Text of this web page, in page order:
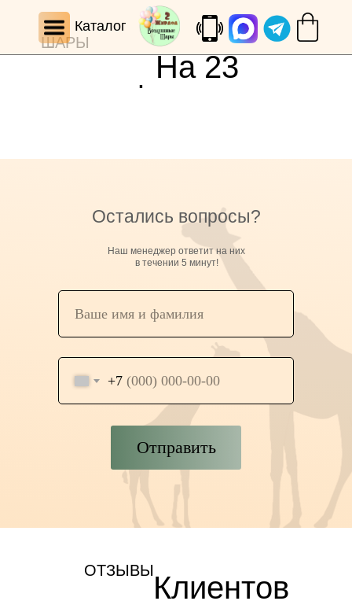
Каталог
ШАРЫ
На 23
февраля,
+7
Отправить
Остались вопросы?
Наш менеджер ответит на них
в течении 5 минут!
ОТЗЫВЫКлиентов